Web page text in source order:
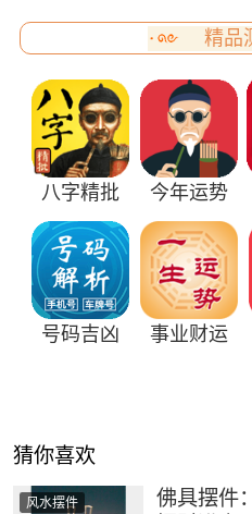
精品
八字精批 今年运势
号码吉凶 事业财运
猜你喜欢
风水摆件
佛具摆件